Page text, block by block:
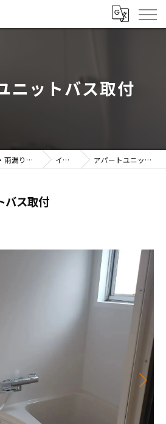
ニットバス取付
横須賀市でリフォーム・雨漏りなら株式会社TKGK インスタ アパートユニットバス取付
バス取付